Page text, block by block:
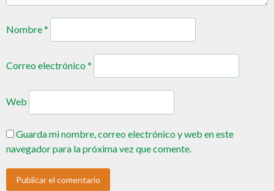
Nombre*
Correo electrónico*
Web
Guarda mi nombre, correo electrónico y web en este
navegador para la próxima vez que comente.